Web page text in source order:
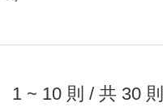
1 ~ 10 則 / 共 30